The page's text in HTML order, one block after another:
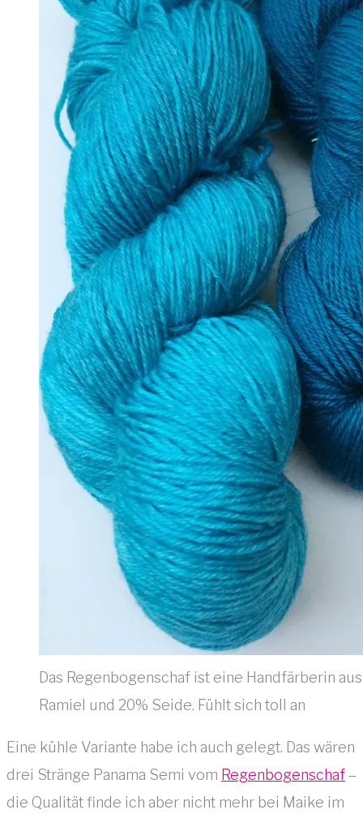
Das Regenbogenschaf ist eine Handfärberin
Ramiel und 20% Seide. Fühlt sich toll an
Eine kühle Variante habe ich auch gelegt. Das wären
drei Stränge Panama Semi vom Regenbogenschaf –
die Qualität finde ich aber nicht mehr bei Maike im